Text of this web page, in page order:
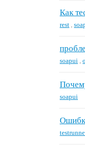
Как
rest ,
soapui ,
soapui